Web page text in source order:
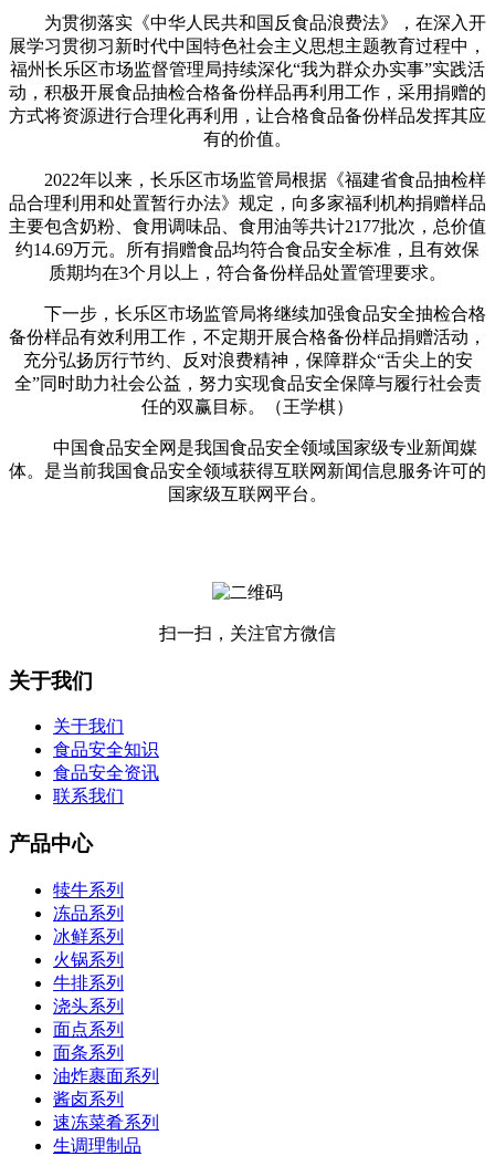
为贯彻落实《中华人民共和国反食品浪费法》，在深入开
展学习贯彻习新时代中国特色社会主义思想主题教育过程中，
福州长乐区市场监督管理局持续深化“我为群众办实事”实践活
动，积极开展食品抽检合格备份样品再利用工作，采用捐赠的
方式将资源进行合理化再利用，让合格食品备份样品发挥其应
有的价值。
2022年以来，长乐区市场监管局根据《福建省食品抽检样
品合理利用和处置暂行办法》规定，向多家福利机构捐赠样品
主要包含奶粉、食用调味品、食用油等共计2177批次，总价值
约14.69万元。所有捐赠食品均符合食品安全标准，且有效保
质期均在3个月以上，符合备份样品处置管理要求。
下一步，长乐区市场监管局将继续加强食品安全抽检合格
备份样品有效利用工作，不定期开展合格备份样品捐赠活动，
充分弘扬厉行节约、反对浪费精神，保障群众“舌尖上的安
全”同时助力社会公益，努力实现食品安全保障与履行社会责
任的双赢目标。（王学棋）
中国食品安全网是我国食品安全领域国家级专业新闻媒
体。是当前我国食品安全领域获得互联网新闻信息服务许可的
国家级互联网平台。
扫一扫，关注官方微信
关于我们
关于我们
食品安全知识
食品安全资讯
联系我们
产品中心
犊牛系列
冻品系列
冰鲜系列
火锅系列
牛排系列
浇头系列
面点系列
面条系列
油炸裹面系列
酱卤系列
速冻菜肴系列
生调理制品